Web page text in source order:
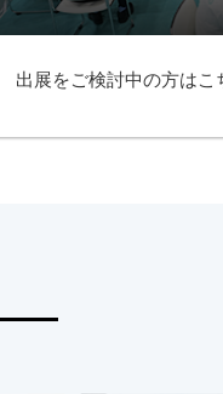
出展をご検討中の方はこ